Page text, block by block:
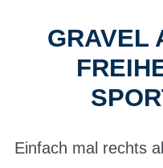
GRAVEL
Einfach mal rechts